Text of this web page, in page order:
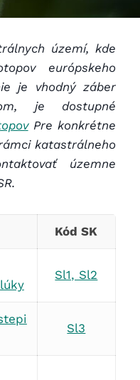
území, kde
európskeho
je vhodný záber
je dostupné
Pre konkrétne
katastrálneho
územne
Kód SK
Sl1, Sl2
Sl3